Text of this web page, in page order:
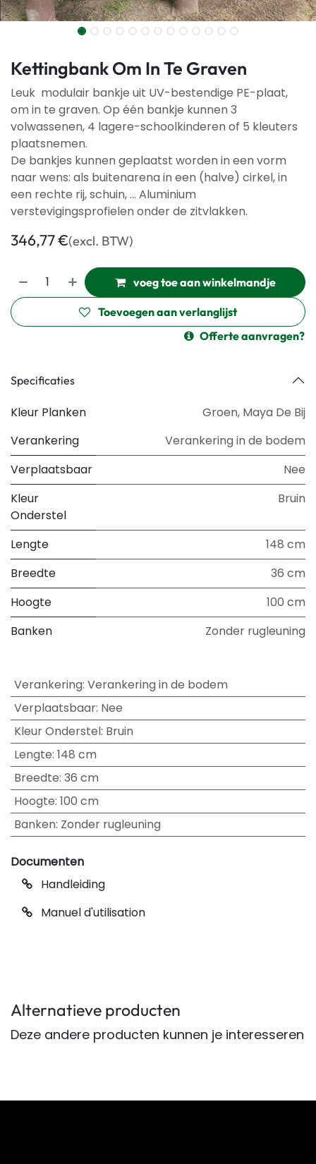
Kettingbank Om In Te Graven
Leuk modulair bankje uit UV-bestendige PE-plaat,
om in te graven. Op één bankje kunnen 3
volwassenen, 4 lagere-schoolkinderen of 5 kleuters
plaatsnemen.
De bankjes kunnen geplaatst worden in een vorm
naar wens: als buitenarena in een (halve) cirkel, in
een rechte rij, schuin, ... Aluminium
verstevigingsprofielen onder de zitvlakken.
346,77€(excl. BTW)
voeg toe aan winkelmandje
Toevoegen aan verlanglijst
Offerte aanvragen?
Specificaties
Kleur Planken Groen, Maya De Bij
Verankering
Verankering in de bodem
Verplaatsbaar
Nee
Kleur
Onderstel
Bruin
Lengte
148 cm
Breedte
36 cm
Hoogte
100 cm
Banken
Zonder rugleuning
Verankering: Verankering in de bodem
Verplaatsbaar: Nee
Kleur Onderstel: Bruin
Lengte: 148 cm
Breedte: 36 cm
Hoogte: 100 cm
Banken: Zonder rugleuning
Documenten
Handleiding
Manuel d'utilisation
Alternatieve producten
Deze andere producten kunnen je interesseren